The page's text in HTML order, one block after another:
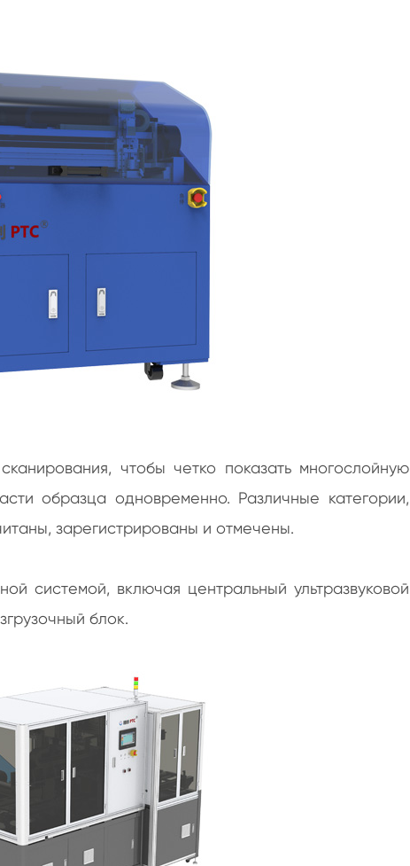
чтобы четко показать многослойную
образца одновременно. Различные категории,
зарегистрированы и отмечены.
системой, включая центральный ультразвуковой
блок.